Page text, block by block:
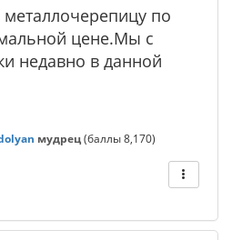
по
цене.Мы с
недавно в данной
мудрец(баллы8,170)